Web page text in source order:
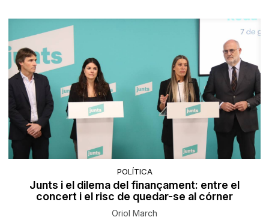
POLÍTICA
Junts i el dilema del finançament: entre el
concert i el risc de quedar-se al córner
Oriol March